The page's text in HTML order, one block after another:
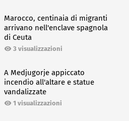
Marocco, centinaia di migranti
arrivano nell'enclave spagnola
di Ceuta
3 visualizzazioni
A Medjugorje appiccato
incendio all'altare e statue
vandalizzate
1 visualizzazioni